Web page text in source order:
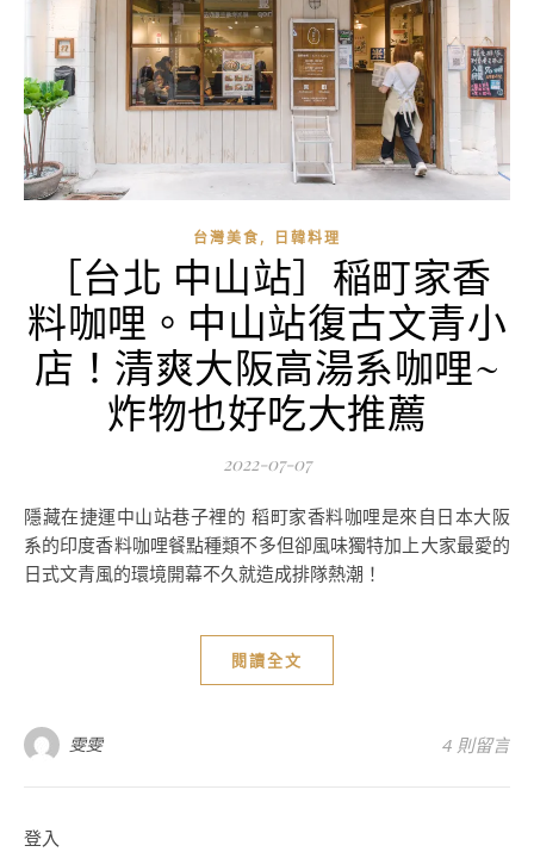
台灣美食, 日韓料理
［台北 中山站］稲町家香
料咖哩。中山站復古文青小
店！清爽大阪高湯系咖哩~
炸物也好吃大推薦
2022-07-07
隱藏在捷運中山站巷子裡的 稻町家香料咖哩是來自日本大阪
系的印度香料咖哩餐點種類不多但卻風味獨特加上大家最愛的
日式文青風的環境開幕不久就造成排隊熱潮！
閱讀全文
雯雯 4 則留言
登入